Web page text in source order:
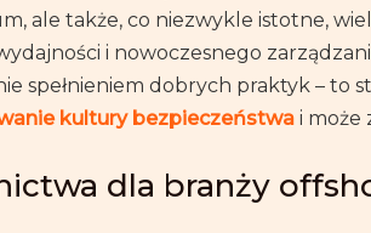
ale także, co niezwykle istotne,
i nowoczesnego
spełnieniem dobrych praktyk – to
kultury bezpieczeństwa i może
dla branży